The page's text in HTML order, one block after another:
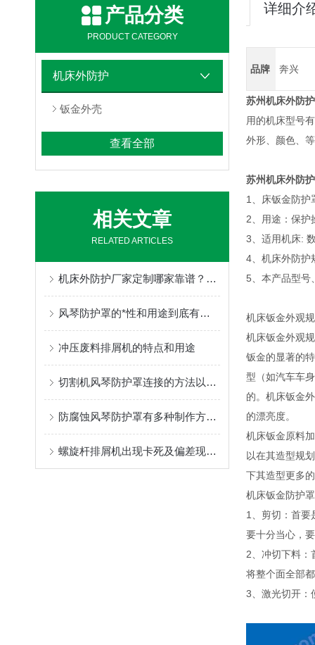
产品分类
PRODUCT CATEGORY
机床外防护
钣金外壳
查看全部
相关文章
RELATED ARTICLES
机床外防护厂家定制哪家靠谱？奔兴的柔性生产与快速响应机制
风琴防护罩的*性和用途到底有多大？我一起来看看
冲压废料排屑机的特点和用途
切割机风琴防护罩连接的方法以及对连接部位有什么要求？
防腐蚀风琴防护罩有多种制作方式，具体情况要具体分析
螺旋杆排屑机出现卡死及偏差现象的处理方法
详细介
品牌 奔兴
苏州机床外防
用的机床型号
外形、颜色、
苏州机床外防
1、床钣金防护
2、用途：保护
3、适用机床:
4、机床外防护
5、本产品型号
机床钣金外观
机床钣金外观
钣金的显著的
型（如汽车车
的。机床钣金
的漂亮度。
机床钣金原料
以在其造型规
下其造型更多
机床钣金防护
1、剪切：首要
要十分当心，
2、冲切下料：
将整个面全部
3、激光切开：